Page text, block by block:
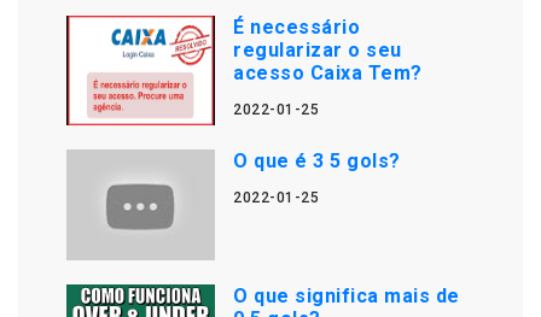
É necessário
regularizar o seu
acesso Caixa Tem?
2022-01-25
O que é 3 5 gols?
2022-01-25
O que significa mais de